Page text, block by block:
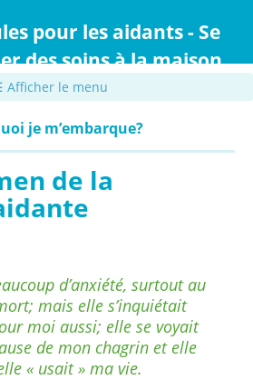
pour les aidants - Se
des soins à la maison
Afficher le menu
je m’embarque?
de la
d’anxiété, surtout au
mais elle s’inquiétait
moi aussi; elle se voyait
de mon chagrin et elle
« usait » ma vie.